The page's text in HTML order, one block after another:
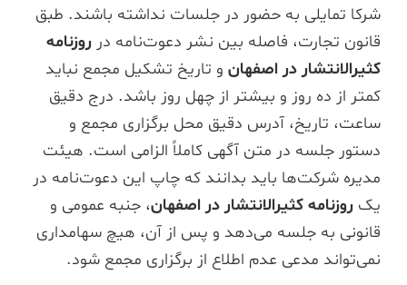
شرکا تمایلی به حضور در جلسات نداشته باشند. طبق
قانون تجارت، فاصله بین نشر دعوت‌نامه در روزنامه
کثیرالانتشار در اصفهانو تاریخ تشکیل مجمع نباید
کمتر از ده روز و بیشتر از چهل روز باشد. درج دقیق
ساعت، تاریخ، آدرس دقیق محل برگزاری مجمع و
دستور جلسه در متن آگهی کاملاً الزامی است. هیئت
مدیره شرکت‌ها باید بدانند که چاپ این دعوت‌نامه در
یک روزنامه کثیرالانتشار در اصفهان، جنبه عمومی و
قانونی به جلسه می‌دهد و پس از آن، هیچ سهامداری
نمی‌تواند مدعی عدم اطلاع از برگزاری مجمع شود.